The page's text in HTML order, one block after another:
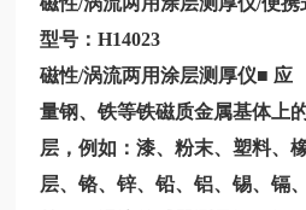
型号：H14023
磁性/涡流两用涂层测厚仪■ 应
量钢、铁等铁磁质金属基体上
层，例如：漆、粉末、塑料、
层、铬、锌、铅、铝、锡、镉